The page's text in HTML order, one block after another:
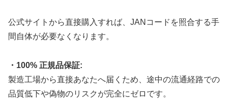
公式サイトから直接購入すれば、JANコードを照合する手
間自体が必要なくなります。
・100% 正規品保証:
製造工場から直接あなたへ届くため、途中の流通経路での
品質低下や偽物のリスクが完全にゼロです。